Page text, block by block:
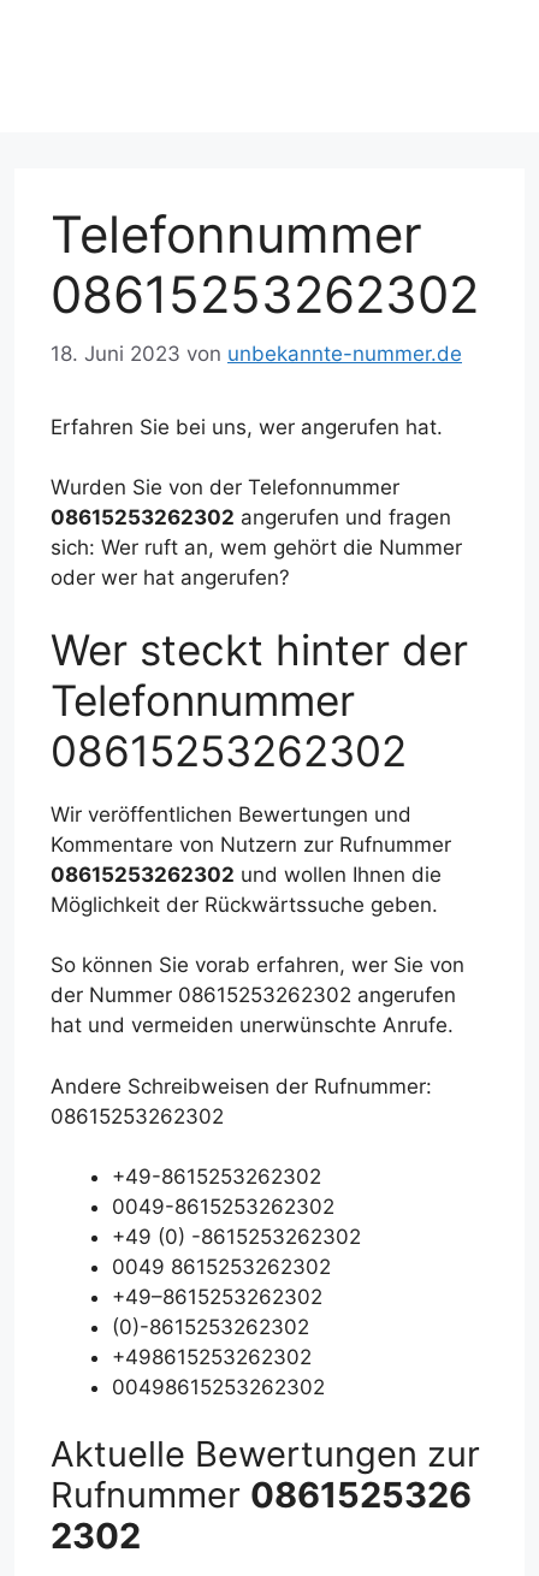
Telefonnummer
08615253262302
18. Juni 2023 von unbekannte-nummer.de
Erfahren Sie bei uns, wer angerufen hat.
Wurden Sie von der Telefonnummer
08615253262302 angerufen und fragen
sich: Wer ruft an, wem gehört die Nummer
oder wer hat angerufen?
Wer steckt hinter der
Telefonnummer
08615253262302
Wir veröffentlichen Bewertungen und
Kommentare von Nutzern zur Rufnummer
08615253262302 und wollen Ihnen die
Möglichkeit der Rückwärtssuche geben.
So können Sie vorab erfahren, wer Sie von
der Nummer 08615253262302 angerufen
hat und vermeiden unerwünschte Anrufe.
Andere Schreibweisen der Rufnummer:
08615253262302
+49-8615253262302
0049-8615253262302
+49 (0) -8615253262302
0049 8615253262302
+49–8615253262302
(0)-8615253262302
+498615253262302
00498615253262302
Aktuelle Bewertungen zur
Rufnummer 0861525326
2302